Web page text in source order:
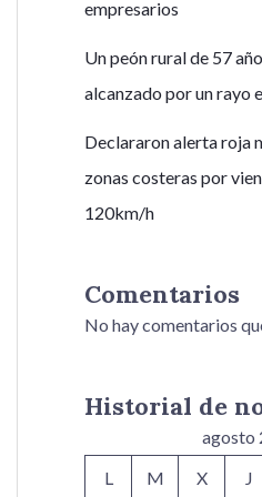
empresarios
Un peón rural de 57
alcanzado por un rayo
Declararon alerta roja
zonas costeras por
120km/h
Comentarios
No hay comentarios
Historial de
agosto
L
M X J